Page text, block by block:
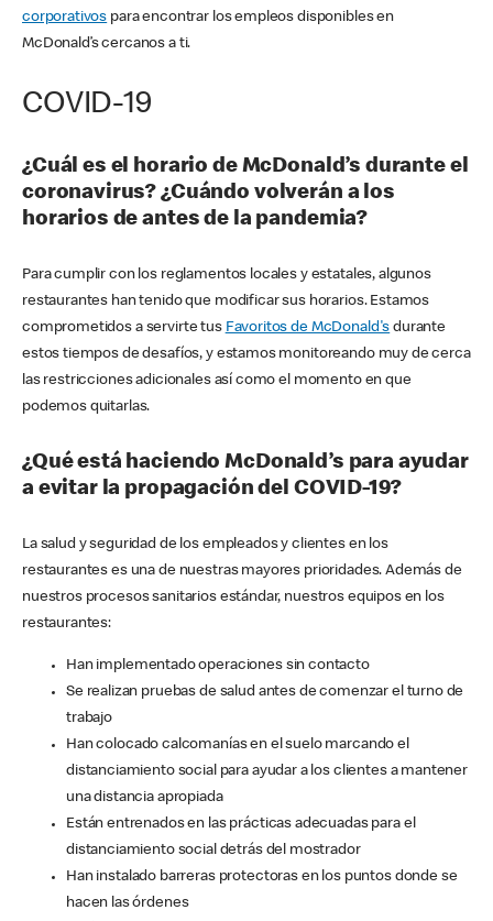
corporativos para encontrar los empleos disponibles en
McDonald’s cercanos a ti.
COVID-19
¿Cuál es el horario de McDonald’s durante el
coronavirus? ¿Cuándo volverán a los
horarios de antes de la pandemia?
Para cumplir con los reglamentos locales y estatales, algunos
restaurantes han tenido que modificar sus horarios. Estamos
comprometidos a servirte tus Favoritos de McDonald's durante
estos tiempos de desafíos, y estamos monitoreando muy de cerca
las restricciones adicionales así como el momento en que
podemos quitarlas.
¿Qué está haciendo McDonald’s para ayudar
a evitar la propagación del COVID-19?
La salud y seguridad de los empleados y clientes en los
restaurantes es una de nuestras mayores prioridades. Además de
nuestros procesos sanitarios estándar, nuestros equipos en los
restaurantes:
Han implementado operaciones sin contacto
Se realizan pruebas de salud antes de comenzar el turno de
trabajo
Han colocado calcomanías en el suelo marcando el
distanciamiento social para ayudar a los clientes a mantener
una distancia apropiada
Están entrenados en las prácticas adecuadas para el
distanciamiento social detrás del mostrador
Han instalado barreras protectoras en los puntos donde se
hacen las órdenes